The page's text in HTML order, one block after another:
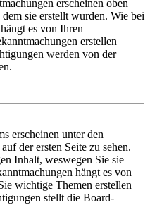
erscheinen oben
sie erstellt wurden. Wie bei
es von Ihren
erstellen
werden von der
erscheinen unter den
der ersten Seite zu sehen.
Inhalt, weswegen Sie sie
hängt es von
wichtige Themen erstellen
stellt die Board-